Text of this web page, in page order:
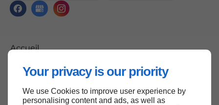
Your privacy is our priority
We use Cookies to improve user experience by
personalising content and ads, as well as
Accueil
Plan du site